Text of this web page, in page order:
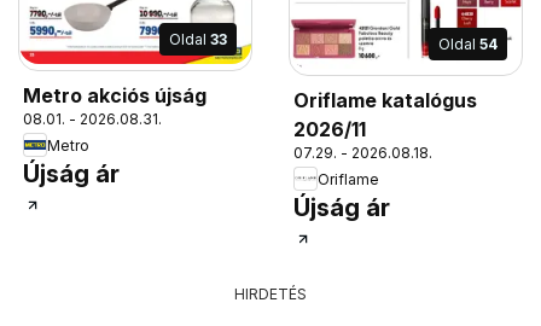
Oldal 33
Metro akciós újság
08.01. - 2026.08.31.
Metro
Újság ár
Oldal 54
Oriflame katalógus
2026/11
07.29. - 2026.08.18.
Oriflame
Újság ár
HIRDETÉS